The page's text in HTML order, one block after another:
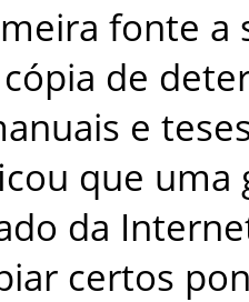
fonte a
cópia de
e
que uma
da
certos